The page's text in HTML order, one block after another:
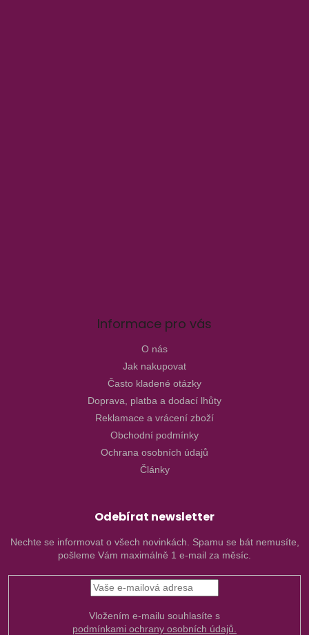
Informace pro vás
O nás
Jak nakupovat
Často kladené otázky
Doprava, platba a dodací lhůty
Reklamace a vrácení zboží
Obchodní podmínky
Ochrana osobních údajů
Články
Odebírat newsletter
Nechte se informovat o všech novinkách. Spamu se bát nemusíte,
pošleme Vám maximálně 1 e-mail za měsíc.
podmínkami ochrany osobních údajů.